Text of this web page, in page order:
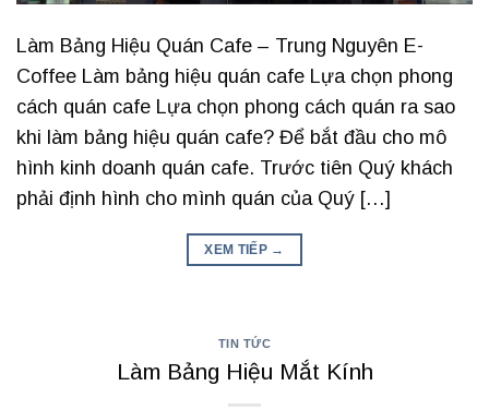
Làm Bảng Hiệu Quán Cafe – Trung Nguyên E-
Coffee Làm bảng hiệu quán cafe Lựa chọn phong
cách quán cafe Lựa chọn phong cách quán ra sao
khi làm bảng hiệu quán cafe? Để bắt đầu cho mô
hình kinh doanh quán cafe. Trước tiên Quý khách
phải định hình cho mình quán của Quý […]
XEM TIẾP →
TIN TỨC
Làm Bảng Hiệu Mắt Kính